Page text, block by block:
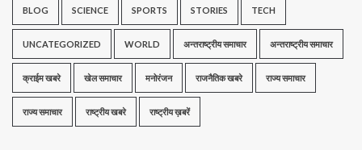
BLOG SCIENCE SPORTS STORIES TECH
UNCATEGORIZED WORLD अन्तराष्ट्रीय समाचार अन्तराष्ट्रीय समाचार
क्राईम खबरे खेल समाचार मनोरंजन राजनैतिक खबरे राज्य समाचार
राज्य समाचार राष्ट्रीय खबरे राष्ट्रीय ख़बरें